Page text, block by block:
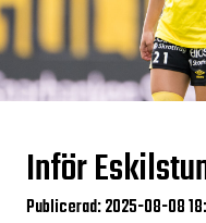
Inför
Publicerad: 2025-08-08